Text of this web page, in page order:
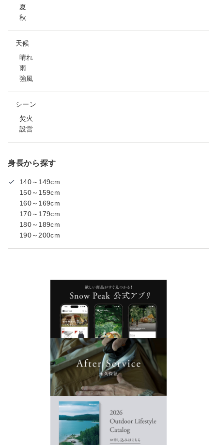
夏
秋
天候
晴れ
雨
強風
シーン
焚火
設営
身長から探す
140～149cm
150～159cm
160～169cm
170～179cm
180～189cm
190～200cm